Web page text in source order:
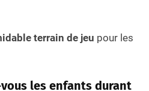
terrain de jeu pour les
les enfants durant